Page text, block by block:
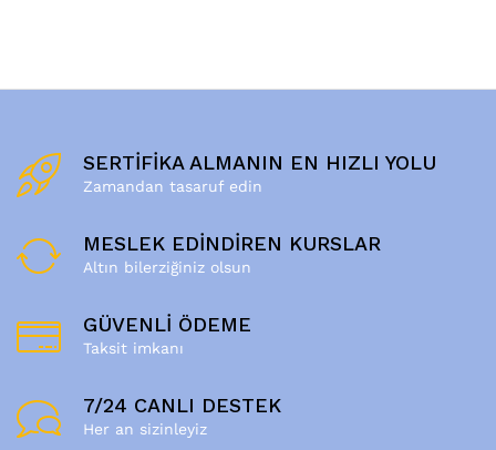
SERTİFİKA ALMANIN EN HIZLI YOLU
Zamandan tasaruf edin
MESLEK EDİNDİREN KURSLAR
Altın bilerziğiniz olsun
GÜVENLİ ÖDEME
Taksit imkanı
7/24 CANLI DESTEK
Her an sizinleyiz